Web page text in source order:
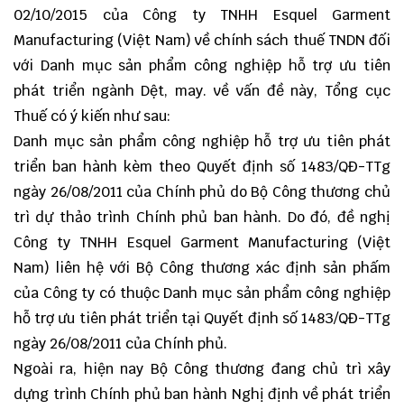
02/10/2015 của Công ty TNHH Esquel Garment
Manufacturing (Việt Nam) về chính sách thuế TNDN đối
với Danh mục sản phẩm công nghiệp hỗ trợ ưu tiên
phát triển ngành Dệt, may. về vấn đề này, Tổng cục
Thuế có ý kiến như sau:
Danh mục sản phẩm công nghiệp hỗ trợ ưu tiên phát
triển ban hành kèm theo Quyết định số 1483/QĐ-TTg
ngày 26/08/2011 của Chính phủ do Bộ Công thương chủ
trì dự thảo trình Chính phủ ban hành. Do đó, đề nghị
Công ty TNHH Esquel Garment Manufacturing (Việt
Nam) liên hệ với Bộ Công thương xác định sản phấm
của Công ty có thuộc Danh mục sản phẩm công nghiệp
hỗ trợ ưu tiên phát triển tại Quyết định số 1483/QĐ-TTg
ngày 26/08/2011 của Chính phủ.
Ngoài ra, hiện nay Bộ Công thương đang chủ trì xây
dựng trình Chính phủ ban hành Nghị định về phát triển